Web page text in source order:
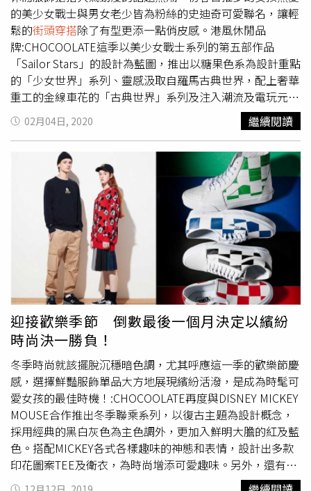
出女孩的活潑與性感，穿出層次感也是復古街頭風的重要元
素。時尚穿搭完成後，最後再用將小麥肌膚襯托出質感的健
康風妝感搭配，就是獨一無二的夏日風格。在李孝利＆
Linda G的巧手搭配下，很有存在感的SSAK3獨特風格，將
是今年夏季另一種讓女孩崇拜的Fashion Icon！（圖／翻攝
自IG@hangout_with_yoo）
的美少女戰士與男女老少皆為粉絲的史迪奇可愛聯名，讓輕
鬆的街頭穿搭除了有型更添一點俏皮感。港風休閒品
牌:CHOCOOLATE這季以美少女戰士系列的第五部作品
「Sailor Stars」的設計為藍圖，推出以糖果色系為設計重點
的「少女世界」系列、靈感汲取自羅馬古典世界，配上奢華
重工的金線車花的「古典世界」系列及注入潮流及電玩元素
的「未來世界」三大主題貫穿的夢幻華麗聯乘單品。除此之
外，也推出高質感必收藏的配件單品─1：1比例打造的天馬
Stallion Rave檯燈、華麗的心形繡花圖案絲絨側揹袋等，另
外還有消費滿額贈送限量杯碟套裝活動，是美戰迷們不能不
知的購物資訊。:CHOCOOLATE推出多款美少女戰士聯名
款，包括衛衣、連帽T、連身裙、外套等單品。（圖
／:CHOCOOLATE）凡於門市購買兩件以上指定單品滿
NT4,800，即可免費獲贈:CHOCOOLATE|Sailor Moon限量
杯碟套裝乙組。數量有限，送完即止！（圖
／:CHOCOOLATE）快時尚品牌H&M中的Divided系列，新
春過後立即宣佈要與迪士尼超人氣動畫人物史迪奇攜手合
作，將來自外太空的俏皮可愛注入街頭風格中。系列設計以
史迪奇圖像為主，刻畫其生動活潑樣貌。主色調以粉黃色、
粉紫色、 深藍色、白色及卡其色襯搭丹寧，展現超萌個性
潮流態度。印有史迪奇圖像印花與夏威夷文「Ohana」的白
色上衣、以粉嫩色彩搭配寬鬆剪裁，輕鬆營造休閒活潑日常
造型，是打造萌系街頭風格必備之選。H&M Divided史迪奇
合作系列現已於全台門市及網路門市正式販售。（圖／
H&M）（圖／H&M）
02月04日, 2020 繼續閱讀
迎接歡樂季節 倒數最後一個月決定以繽紛
時尚決一勝負！
冬季時尚就該擺脫沉穩暗色調，尤其呼應這一季的歡樂節慶
感，選擇鮮豔服飾單品大方地展現繽紛活潑，是成為時髦可
愛女孩的最佳時機！:CHOCOOLATE再度與DISNEY MICKEY
MOUSE合作推出冬季聯乘系列，以復古主題為設計概念，
採用經典的黑白灰色為主色調外，更加入鮮明大膽的紅及藍
色。搭配MICKEY各式各樣趣味的神態和表情，設計出多款
印花圖案TEE及衛衣，為時尚增添可愛趣味。另外，還有冬
天衣櫃必備的針織衫和ALL-OVER PRINT針織連身裙，印滿